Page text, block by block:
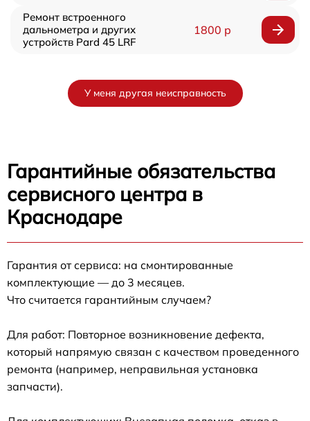
Ремонт встроенного
дальнометра и других
устройств Pard 45 LRF
1800 р
У меня другая неисправность
Гарантийные обязательства
сервисного центра в
Краснодаре
Гарантия от сервиса: на смонтированные
комплектующие — до 3 месяцев.
Что считается гарантийным случаем?
Для работ: Повторное возникновение дефекта,
который напрямую связан с качеством проведенного
ремонта (например, неправильная установка
запчасти).